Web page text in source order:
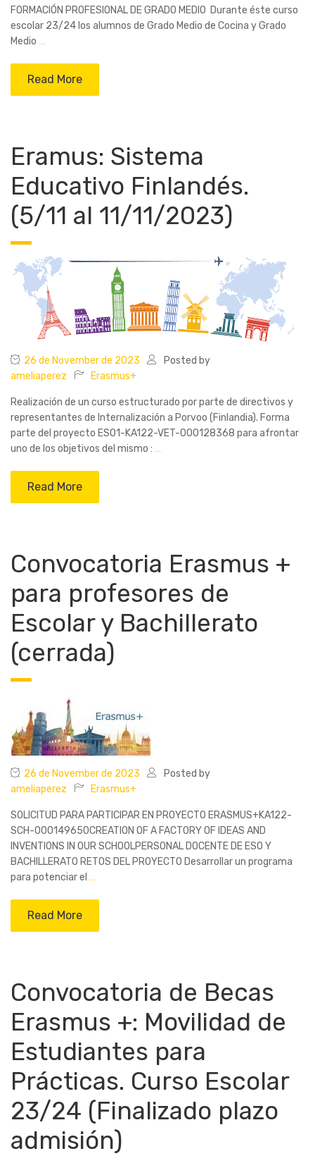
FORMACIÓN PROFESIONAL DE GRADO MEDIO Durante éste curso
escolar 23/24 los alumnos de Grado Medio de Cocina y Grado
Medio …
Read More
Eramus: Sistema
Educativo Finlandés.
(5/11 al 11/11/2023)
26 de November de 2023
Posted by
ameliaperez
Erasmus+
Realización de un curso estructurado por parte de directivos y
representantes de Internalización a Porvoo (Finlandia). Forma
parte del proyecto ESO1-KA122-VET-000128368 para afrontar
uno de los objetivos del mismo : …
Read More
Convocatoria Erasmus +
para profesores de
Escolar y Bachillerato
(cerrada)
26 de November de 2023
Posted by
ameliaperez
Erasmus+
SOLICITUD PARA PARTICIPAR EN PROYECTO ERASMUS+KA122-
SCH-000149650CREATION OF A FACTORY OF IDEAS AND
INVENTIONS IN OUR SCHOOLPERSONAL DOCENTE DE ESO Y
BACHILLERATO RETOS DEL PROYECTO Desarrollar un programa
para potenciar el …
Read More
Convocatoria de Becas
Erasmus +: Movilidad de
Estudiantes para
Prácticas. Curso Escolar
23/24 (Finalizado plazo
admisión)